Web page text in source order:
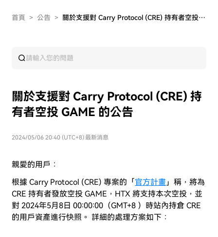
首頁 > 公告 > 關於支援對 Carry Protocol (CRE) 持有者空投 GAME 的公告
關於支援對 Carry Protocol (CRE) 持
有者空投 GAME 的公告
2024/05/06 20:40 (UTC+8)最新消息
親愛的用戶：
根據 Carry Protocol (CRE) 專案的「官方計畫 」稱，將為
CRE 持有者發放空投 GAME，HTX 將支持本次空投，並
對 2024年5月8日 00:00:00（GMT+8 ）時站內持倉 CRE
的用戶資產進行快照。 詳細的處理方案如下：